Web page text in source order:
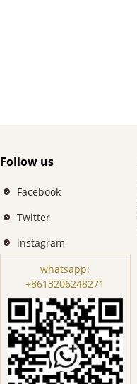
Follow us
Facebook
Twitter
instagram
whatsapp:
+8613206248271